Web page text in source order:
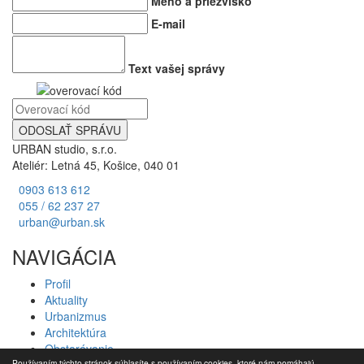
E-mail
Text vašej správy
URBAN studio, s.r.o.
Ateliér: Letná 45, Košice, 040 01
0903 613 612
055 / 62 237 27
urban@urban.sk
NAVIGÁCIA
Profil
Aktuality
Urbanizmus
Architektúra
Obstarávanie